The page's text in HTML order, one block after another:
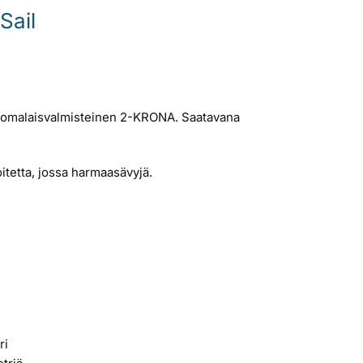
2-KRONA. Saatavana
jossa harmaasävyjä.